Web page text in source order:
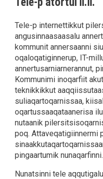
Tele-p internettikkut
angusinnaasaasalu
kommunit annersaanni
oqaloqatiginnerup, IT-
annertusarniarnerannut,
Kommunimi inoqarfiit
teknikkikkut
suliaqartoqarnissaa,
oqartussaaqataanerisa
nutaanik
poq. Attaveqatigiinnermi
pingaartumik nunaqarfinni.
Nunatsinni tele